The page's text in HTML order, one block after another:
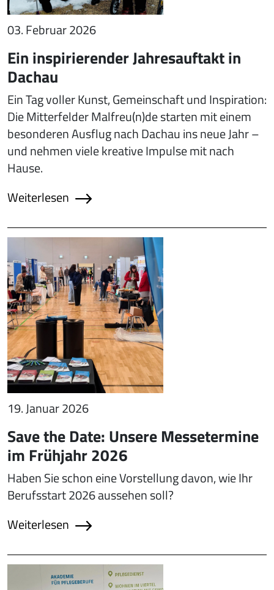
03. Februar 2026
Ein inspirierender Jahresauftakt in
Dachau
Ein Tag voller Kunst, Gemeinschaft und Inspiration:
Die Mitterfelder Malfreu(n)de starten mit einem
besonderen Ausflug nach Dachau ins neue Jahr –
und nehmen viele kreative Impulse mit nach
Hause.
Weiterlesen
19. Januar 2026
Save the Date: Unsere Messetermine
im Frühjahr 2026
Haben Sie schon eine Vorstellung davon, wie Ihr
Berufsstart 2026 aussehen soll?
Weiterlesen